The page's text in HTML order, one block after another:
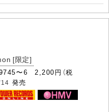
[限定]
〜6 2,200円（税
発売